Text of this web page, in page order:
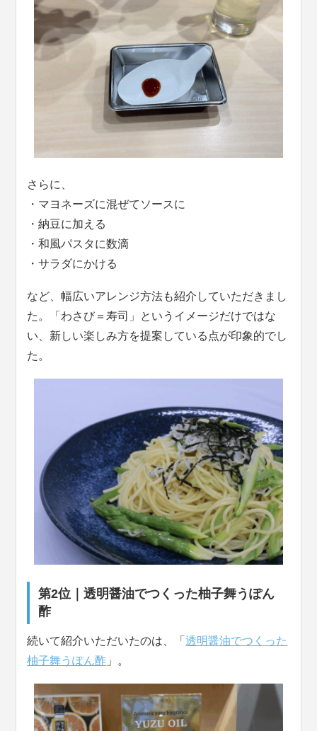
さらに、
・マヨネーズに混ぜてソースに
・納豆に加える
・和風パスタに数滴
・サラダにかける
など、幅広いアレンジ方法も紹介していただきまし
た。「わさび＝寿司」というイメージだけではな
い、新しい楽しみ方を提案している点が印象的でし
た。
第2位｜透明醤油でつくった柚子舞うぽん
酢
続いて紹介いただいたのは、「透明醤油でつくった
柚子舞うぽん酢 」。